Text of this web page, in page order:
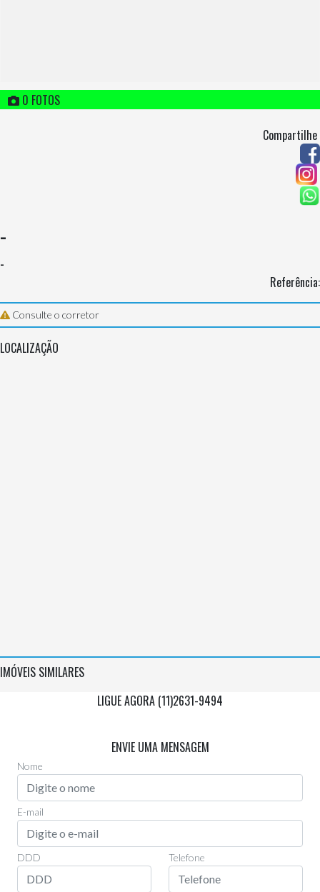
0 FOTOS
Compartilhe
-
-
Referência:
Consulte o corretor
LOCALIZAÇÃO
IMÓVEIS SIMILARES
LIGUE AGORA (11)2631-9494
ENVIE UMA MENSAGEM
Nome
E-mail
DDD Telefone